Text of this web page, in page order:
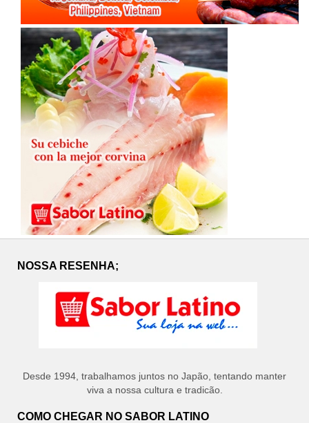
NOSSA RESENHA;
Desde 1994, trabalhamos juntos no Japão, tentando manter
viva a nossa cultura e tradicão.
COMO CHEGAR NO SABOR LATINO